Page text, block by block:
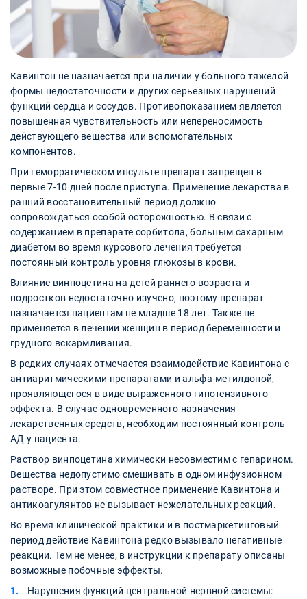
Кавинтон не назначается при наличии у больного тяжелой
формы недостаточности и других серьезных нарушений
функций сердца и сосудов. Противопоказанием является
повышенная чувствительность или непереносимость
действующего вещества или вспомогательных
компонентов.
При геморрагическом инсульте препарат запрещен в
первые 7-10 дней после приступа. Применение лекарства в
ранний восстановительный период должно
сопровождаться особой осторожностью. В связи с
содержанием в препарате сорбитола, больным сахарным
диабетом во время курсового лечения требуется
постоянный контроль уровня глюкозы в крови.
Влияние винпоцетина на детей раннего возраста и
подростков недостаточно изучено, поэтому препарат
назначается пациентам не младше 18 лет. Также не
применяется в лечении женщин в период беременности и
грудного вскармливания.
В редких случаях отмечается взаимодействие Кавинтона с
антиаритмическими препаратами и альфа-метилдопой,
проявляющегося в виде выраженного гипотензивного
эффекта. В случае одновременного назначения
лекарственных средств, необходим постоянный контроль
АД у пациента.
Раствор винпоцетина химически несовместим с гепарином.
Вещества недопустимо смешивать в одном инфузионном
растворе. При этом совместное применение Кавинтона и
антикоагулянтов не вызывает нежелательных реакций.
Во время клинической практики и в постмаркетинговый
период действие Кавинтона редко вызывало негативные
реакции. Тем не менее, в инструкции к препарату описаны
возможные побочные эффекты.
Нарушения функций центральной нервной системы: